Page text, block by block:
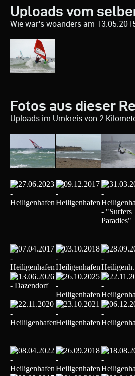
Uploads vom
Wie war's woanders am
Fotos aus dieser
Uploads im Umkreis von 2